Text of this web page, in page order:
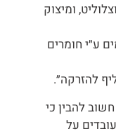
ומיצוק
ע״י חומרים
להבין כי
על